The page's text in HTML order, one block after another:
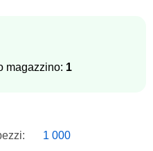
magazzino: 1
1 000